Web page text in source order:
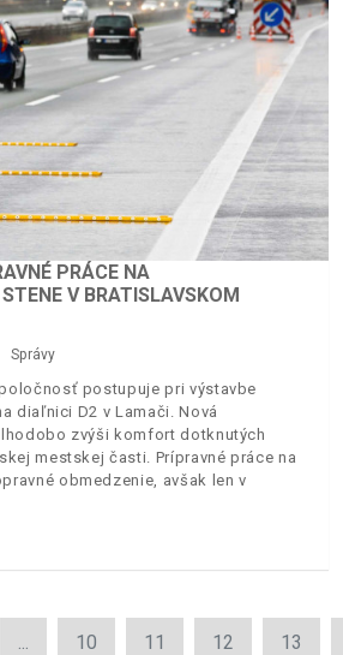
PRÁCE NA
V BRATISLAVSKOM
Správy
postupuje pri výstavbe
diaľnici D2 v Lamači. Nová
zvýši komfort dotknutých
mestskej časti. Prípravné práce na
obmedzenie, avšak len v
... 10 11 12 13